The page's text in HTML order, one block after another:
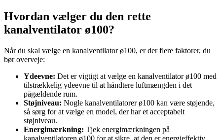
Hvordan vælger du den rette
kanalventilator ø100?
Når du skal vælge en kanalventilator ø100, er der flere faktorer, du
bør overveje:
Ydeevne: Det er vigtigt at vælge en kanalventilator ø100 med
tilstrækkelig ydeevne til at håndtere luftmængden i det
pågældende rum.
Støjniveau: Nogle kanalventilatorer ø100 kan være støjende,
så sørg for at vælge en model, der har et acceptabelt
støjniveau.
Energimærkning: Tjek energimærkningen på
kanalventilatoren ø100 for at sikre, at den er energieffektiv.